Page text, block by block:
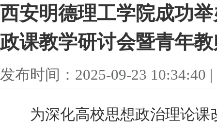
西安明德理工学院成功
政课教学研讨会暨青年
发布时间：2025-09-23 10:34:40
为深化高校思想政治理论课